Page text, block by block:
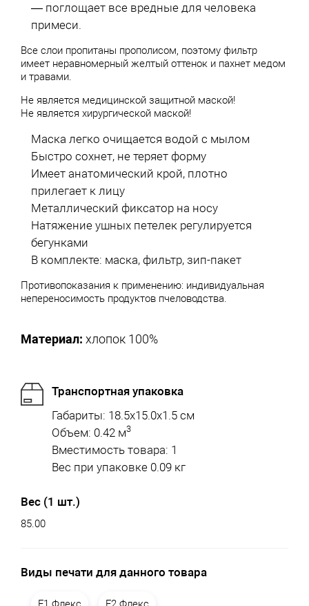
— поглощает все вредные для человека
примеси.
Все слои пропитаны прополисом, поэтому фильтр
имеет неравномерный желтый оттенок и пахнет медом
и травами.
Не является медицинской защитной маской!
Не является хирургической маской!
Маска легко очищается водой с мылом
Быстро сохнет, не теряет форму
Имеет анатомический крой, плотно
прилегает к лицу
Металлический фиксатор на носу
Натяжение ушных петелек регулируется
бегунками
В комплекте: маска, фильтр, зип-пакет
Противопоказания к применению: индивидуальная
непереносимость продуктов пчеловодства.
Материал: хлопок 100%
Транспортная упаковка
Габариты: 18.5x15.0x1.5 см
Объем: 0.42 м3
Вместимость товара: 1
Вес при упаковке 0.09 кг
Вес (1 шт.)
85.00
Виды печати для данного товара